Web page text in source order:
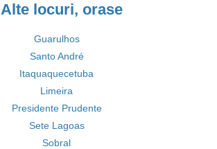
Alte locuri, orase
Guarulhos
Santo André
Itaquaquecetuba
Limeira
Presidente Prudente
Sete Lagoas
Sobral